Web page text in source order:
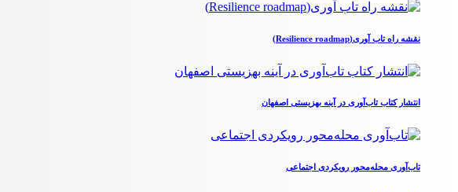
نقشه راه تاب آوری(Resilience roadmap)
انتشار کتاب تاب‌آوری در آینه بهزیستی اصفهان
تاب‌آوری محله‌محور رویکردی اجتماعی